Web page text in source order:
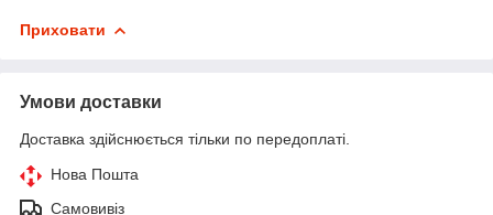
Приховати
Умови доставки
Доставка здійснюється тільки по передоплаті.
Нова Пошта
Самовивіз